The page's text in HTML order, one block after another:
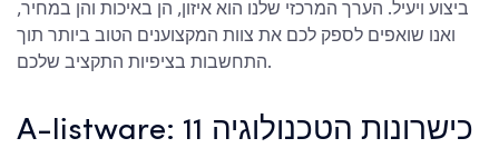
ביצוע ויעיל. הערך המרכזי שלנו הוא איזון, הן באיכות והן במחיר,
ואנו שואפים לספק לכם את צוות המקצוענים הטוב ביותר תוך
התחשבות בציפיות התקציב שלכם.
A-listware: 11 כישרונות הטכנולוגיה